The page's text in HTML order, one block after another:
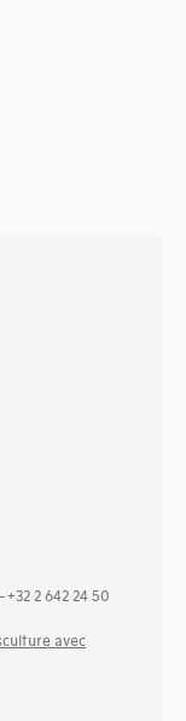
2 642 24 50
avec